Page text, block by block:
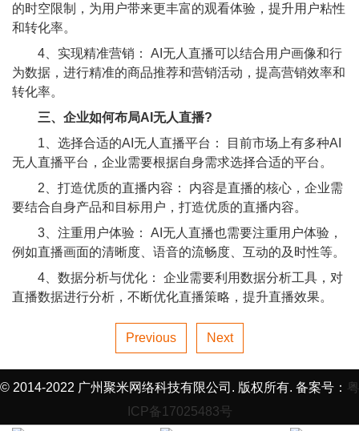
的时空限制，为用户带来更丰富的观看体验，提升用户粘性
和转化率。
4、实现精准营销： AI无人直播可以结合用户画像和行
为数据，进行精准的商品推荐和营销活动，提高营销效率和
转化率。
三、企业如何布局AI无人直播?
1、选择合适的AI无人直播平台： 目前市场上有多种AI
无人直播平台，企业需要根据自身需求选择合适的平台。
2、打造优质的直播内容： 内容是直播的核心，企业需
要结合自身产品和目标用户，打造优质的直播内容。
3、注重用户体验： AI无人直播也需要注重用户体验，
例如直播画面的清晰度、语音的流畅度、互动的及时性等。
4、数据分析与优化： 企业需要利用数据分析工具，对
直播数据进行分析，不断优化直播策略，提升直播效果。
Previous Next
© 2014-2022 广州聚米网络科技有限公司. 版权所有. 备案号： 粤
ICP备17025483号